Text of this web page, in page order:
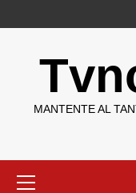
al
MANTENTE AL
primario